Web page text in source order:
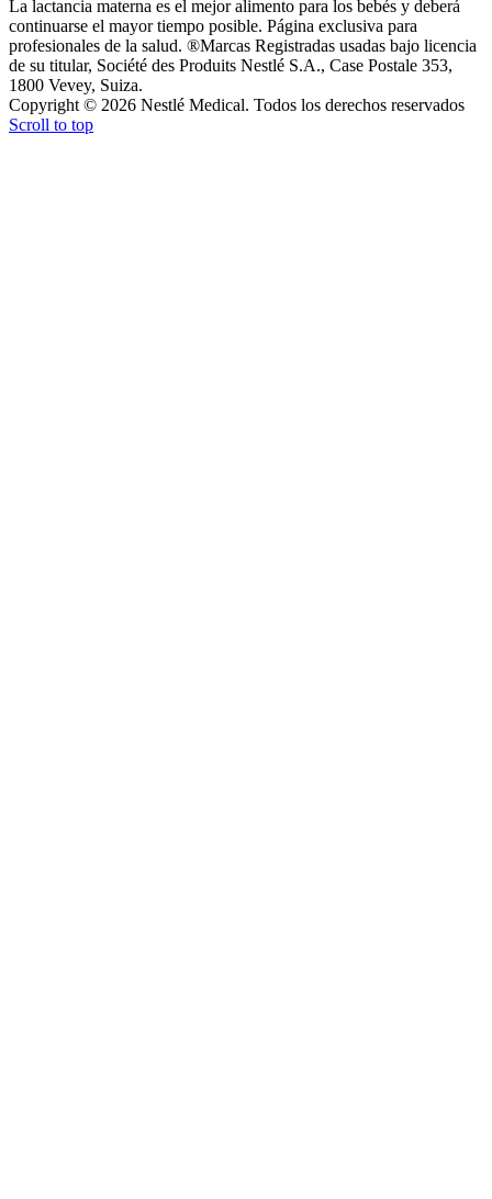
La lactancia materna es el mejor alimento para los bebés y deberá
continuarse el mayor tiempo posible. Página exclusiva para
profesionales de la salud. ®Marcas Registradas usadas bajo licencia
de su titular, Société des Produits Nestlé S.A., Case Postale 353,
1800 Vevey, Suiza.
Copyright © 2026 Nestlé Medical. Todos los derechos reservados
Scroll to top